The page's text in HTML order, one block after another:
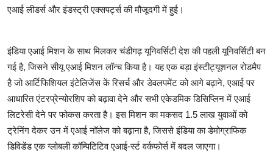
एआई लीडर्स और इंडस्ट्री एक्सपर्ट्स की मौजूदगी में हुई।
इंडिया एआई मिशन के साथ मिलकर चंडीगढ़ यूनिवर्सिटी देश की पहली यूनिवर्सिटी बन
गई है, जिसने सीयू एआई मिशन लॉन्च किया है। यह एक बड़ा इंस्टीट्यूशनल रोडमैप
है जो आर्टिफिशियल इंटेलिजेंस कें रिसर्च और डेवलपमेंट को आगे बढ़ाने, एआई पर
आधारित एंटरप्रेन्योरशिप को बढ़ावा देने और सभी एकेडमिक डिसिप्लिन में एआई
लिटरेसी देने पर फोकस करता है। इस मिशन का मकसद 1.5 लाख युवाओं को
ट्रेनिंग देकर उन में एआई नॉलेज को बढ़ाना है, जिससे इंडिया का डेमोग्राफिक
डिविडेंड एक ग्लोबली कॉम्पिटिटिव एआई-र्स्ट वर्कफोर्स में बदल जाएगा।